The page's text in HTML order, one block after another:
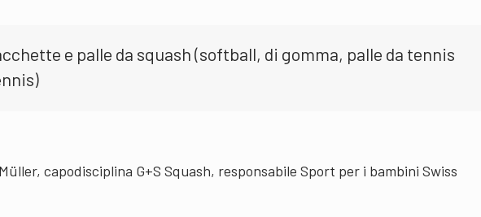
e palle da squash (softball, di gomma, palle da tennis
capodisciplina G+S Squash, responsabile Sport per i bambini Swiss